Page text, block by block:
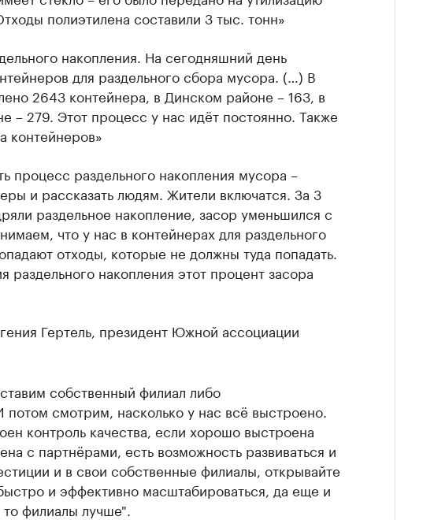
полиэтилена составили 3 тыс. тонн»
накопления. На сегодняшний день
для раздельного сбора мусора. (…) В
2643 контейнера, в Динском районе – 163, в
– 279. Этот процесс у нас идёт постоянно. Также
контейнеров»
процесс раздельного накопления мусора –
и рассказать людям. Жители включатся. За 3
раздельное накопление, засор уменьшился с
что у нас в контейнерах для раздельного
отходы, которые не должны туда попадать.
раздельного накопления этот процент засора
Гертель, президент Южной ассоциации
собственный филиал либо
смотрим, насколько у нас всё выстроено.
контроль качества, если хорошо выстроена
с партнёрами, есть возможность развиваться и
и в свои собственные филиалы, открывайте
и эффективно масштабироваться, да еще и
филиалы лучше".